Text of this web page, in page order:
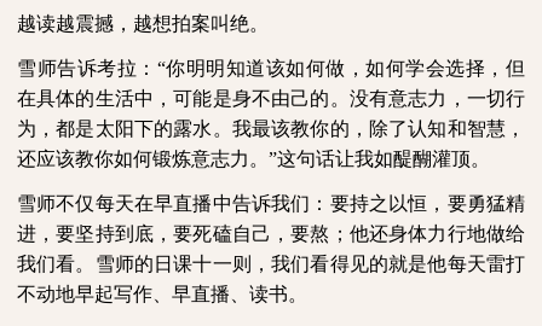
越读越震撼，越想拍案叫绝。
雪师告诉考拉：“你明明知道该如何做，如何学会选择，但
在具体的生活中，可能是身不由己的。没有意志力，一切行
为，都是太阳下的露水。我最该教你的，除了认知和智慧，
还应该教你如何锻炼意志力。”这句话让我如醍醐灌顶。
雪师不仅每天在早直播中告诉我们：要持之以恒，要勇猛精
进，要坚持到底，要死磕自己，要熬；他还身体力行地做给
我们看。雪师的日课十一则，我们看得见的就是他每天雷打
不动地早起写作、早直播、读书。